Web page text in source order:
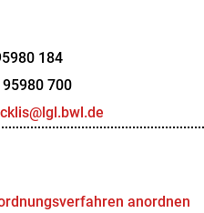
184
700
anordnen